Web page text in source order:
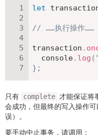
let
// ……执行操作……
transaction .
  console
. log (
} ;
只有 complete 才能保证将
会成功，但最终的写入操作
误）。
要手动中止事务，请调用：